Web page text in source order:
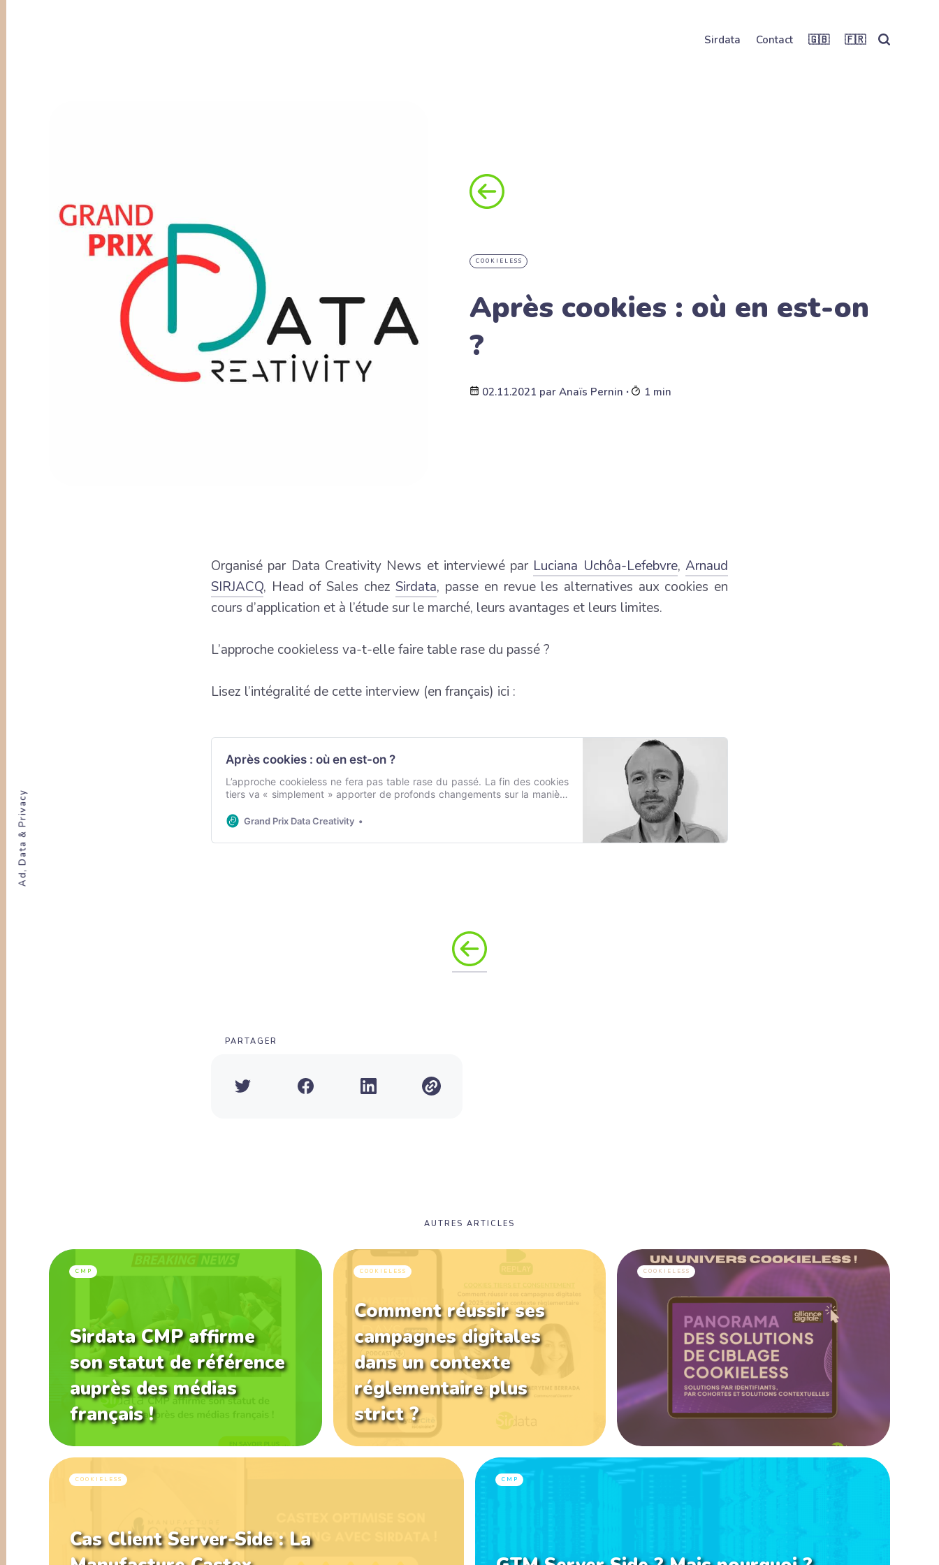
Sirdata Contact 🇬🇧 🇫🇷
COOKIELESS
Après cookies : où en est-on
?
02.11.2021 par Anaïs Pernin ∙ 1 min
Organisé par Data Creativity News et interviewé par Luciana Uchôa-Lefebvre,Arnaud
SIRJACQ, Head of Sales chezSirdata, passe en revue les alternatives aux cookies en
cours d’application et à l’étude sur le marché, leurs avantages et leurs limites.
L’approche cookieless va-t-elle faire table rase du passé ?
Lisez l’intégralité de cette interview (en français) ici :
Après cookies : où en est-on ?
L’approche cookieless ne fera pas table rase du passé. La fin des cookies
tiers va « simplement » apporter de profonds changements sur la manière
Grand Prix Data Creativity
PARTAGER
AUTRES ARTICLES
CMP
Sirdata CMP affirme
son statut de référence
auprès des médias
français !
COOKIELESS
Comment réussir ses
campagnes digitales
dans un contexte
réglementaire plus
strict ?
COOKIELESS
COOKIELESS
Cas Client Server-Side : La
CMP
Ad, Data & Privacy